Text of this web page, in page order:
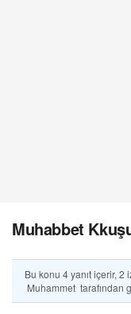
Muhabbet
Bu konu 4 yanıt içerir, 2
Muhammet tarafından